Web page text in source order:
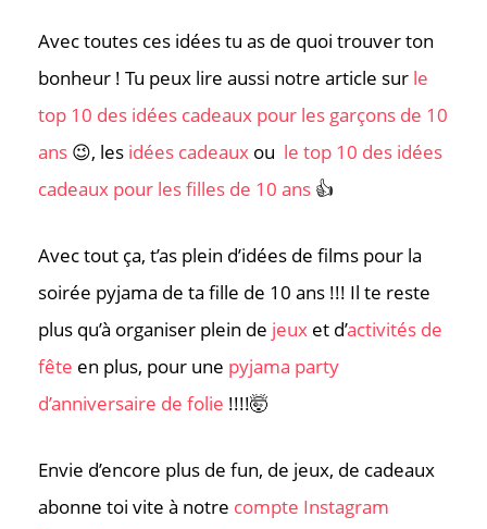
Avec toutes ces idées tu as de quoi trouver ton
bonheur ! Tu peux lire aussi notre article sur le
top 10 des idées cadeaux pour les garçons de 10
ans 😉, les idées cadeaux ou le top 10 des idées
cadeaux pour les filles de 10 ans 👍
Avec tout ça, t’as plein d’idées de films pour la
soirée pyjama de ta fille de 10 ans !!! Il te reste
plus qu’à organiser plein de jeux et d’activités de
fête en plus, pour une pyjama party
d’anniversaire de folie !!!!🤯
Envie d’encore plus de fun, de jeux, de cadeaux
abonne toi vite à notre compte Instagram